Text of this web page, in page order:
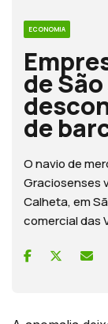
ECONOMIA
de
de
O navio de
Graciosenses
Calheta, em
comercial das